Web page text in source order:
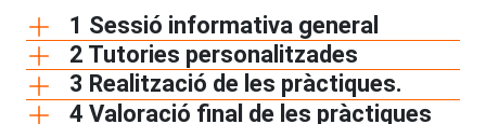
1 Sessió informativa general
2 Tutories personalitzades
3 Realització de les pràctiques.
4 Valoració final de les pràctiques